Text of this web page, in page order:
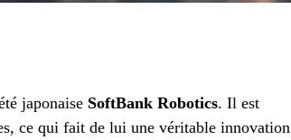
japonaise SoftBank Robotics. Il est
ce qui fait de lui une véritable innovation